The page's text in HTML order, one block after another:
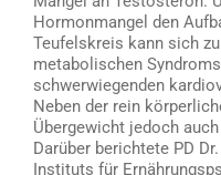
Hormonmangel den
Teufelskreis kann sich
metabolischen
schwerwiegenden
Neben der rein
Übergewicht jedoch
Darüber berichtete PD
Instituts für